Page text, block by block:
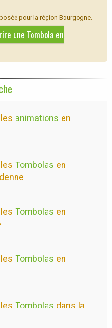
pour la région Bourgogne.
une Tombola en
animations en
Tombolas en
Tombolas en
Tombolas en
Tombolas dans la